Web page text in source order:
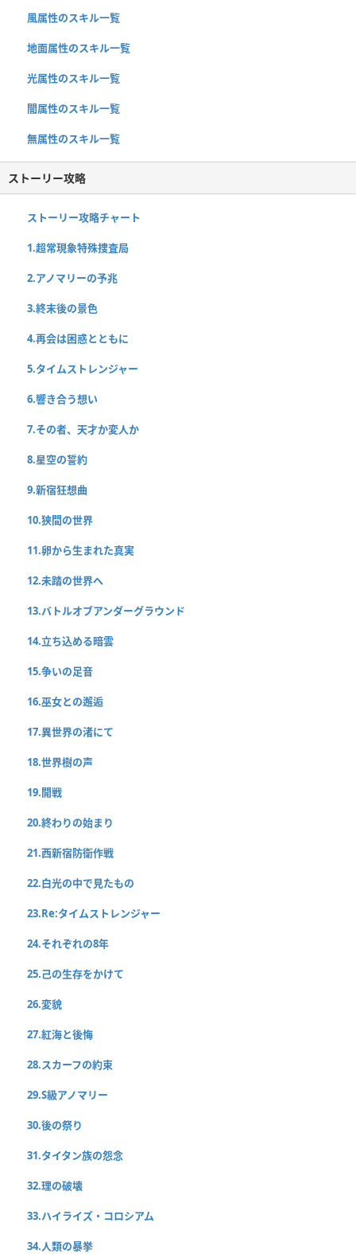
風属性のスキル一覧
地面属性のスキル一覧
光属性のスキル一覧
闇属性のスキル一覧
無属性のスキル一覧
ストーリー攻略
ストーリー攻略チャート
1.超常現象特殊捜査局
2.アノマリーの予兆
3.終末後の景色
4.再会は困惑とともに
5.タイムストレンジャー
6.響き合う想い
7.その者、天才か変人か
8.星空の誓約
9.新宿狂想曲
10.狭間の世界
11.卵から生まれた真実
12.未踏の世界へ
13.バトルオブアンダーグラウンド
14.立ち込める暗雲
15.争いの足音
16.巫女との邂逅
17.異世界の渚にて
18.世界樹の声
19.開戦
20.終わりの始まり
21.西新宿防衛作戦
22.白光の中で見たもの
23.Re:タイムストレンジャー
24.それぞれの8年
25.己の生存をかけて
26.変貌
27.紅海と後悔
28.スカーフの約束
29.S級アノマリー
30.後の祭り
31.タイタン族の怨念
32.理の破壊
33.ハイライズ・コロシアム
34.人類の暴挙